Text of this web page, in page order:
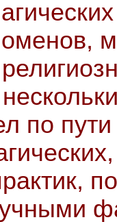
по пути